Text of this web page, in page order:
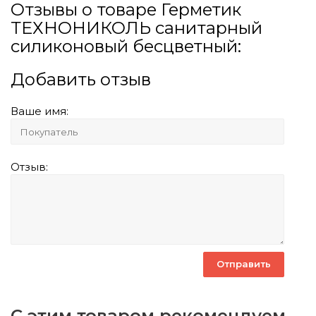
Отзывы о товаре Герметик
ТЕХНОНИКОЛЬ санитарный
силиконовый бесцветный:
Добавить отзыв
Ваше имя:
Отзыв: